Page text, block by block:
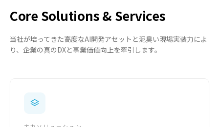
Core Solutions & Services
当社が培ってきた高度なAI開発アセットと泥臭い現場実装力によ
り、企業の真のDXと事業価値向上を牽引します。